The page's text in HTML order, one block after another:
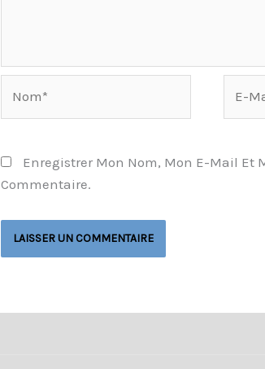
Mail*
Enregistrer Mon Nom, Mon E-Mail Et
Commentaire.